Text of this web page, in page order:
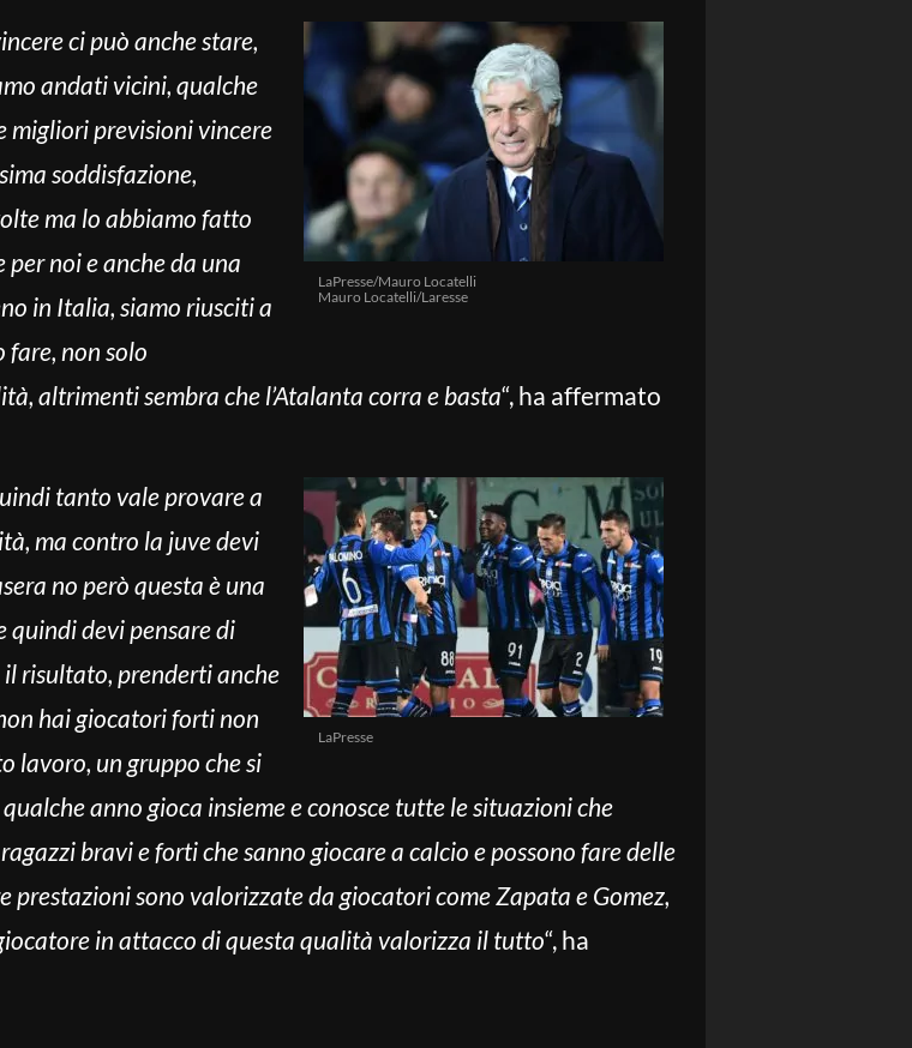
LaPresse/Mauro Locatelli
Mauro Locatelli/Laresse
ci può anche stare,
andati vicini, qualche
migliori previsioni vincere
soddisfazione,
ma lo abbiamo fatto
noi e anche da una
in Italia, siamo riusciti a
non solo
altrimenti sembra che l’Atalanta corra e basta“, ha affermato
LaPresse
tanto vale provare a
ma contro la juve devi
no però questa è una
quindi devi pensare di
risultato, prenderti anche
hai giocatori forti non
lavoro, un gruppo che si
anno gioca insieme e conosce tutte le situazioni che
bravi e forti che sanno giocare a calcio e possono fare delle
prestazioni sono valorizzate da giocatori come Zapata e Gomez,
in attacco di questa qualità valorizza il tutto“, ha